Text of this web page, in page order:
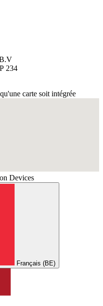
234
carte soit intégrée
Devices
Français (BE)